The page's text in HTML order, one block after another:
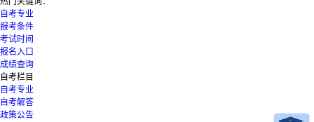
自考专业
报考条件
考试时间
报名入口
成绩查询
自考栏目
自考专业
自考解答
政策公告